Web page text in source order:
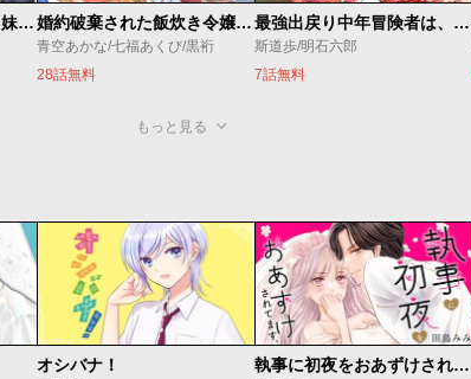
聖女様をお探しでしたら妹で間違いありません。さあどうぞお連れください、今すぐ。 婚約破棄された飯炊き令嬢の私は冷酷公爵と専属契約しました～ですが胃袋を掴んだ結果、冷たかった公爵様がどんどん優しくなっています～
青空あかな/七福あくび/黒裄
28話無料
最強出戻り中年冒険者は、今さら命なんてかけたくない
斯道歩/明石六郎
7話無料
もっと見る
オシバナ！ 執事に初夜をおあずけされてます。